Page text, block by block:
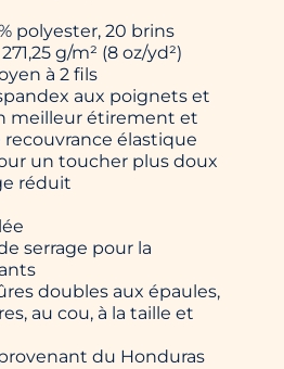
polyester, 20 brins
g/m² (8 oz/yd²)
à 2 fils
spandex aux poignets et
meilleur étirement et
élastique
un toucher plus doux
réduit
serrage pour la
doubles aux épaules,
au cou, à la taille et
du Honduras